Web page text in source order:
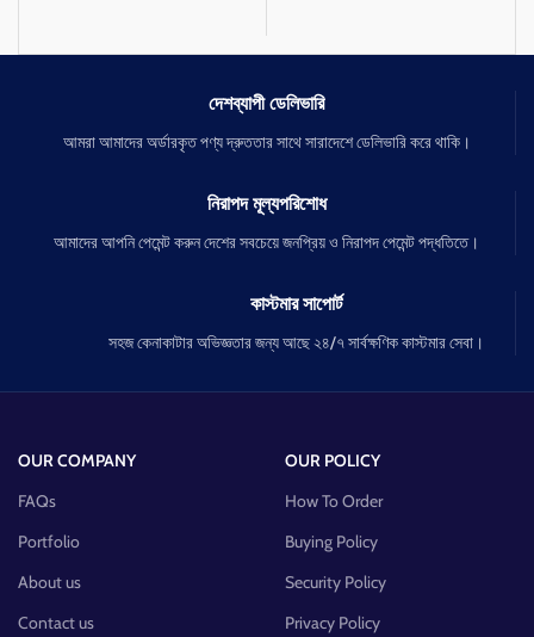
দেশব্যাপী ডেলিভারি
আমরা আমাদের অর্ডারকৃত পণ্য দ্রুততার সাথে সারাদেশে ডেলিভারি করে থাকি।
নিরাপদ মূল্যপরিশোধ
আমাদের আপনি পেমেন্ট করুন দেশের সবচেয়ে জনপ্রিয় ও নিরাপদ পেমেন্ট পদ্ধতিতে।
কাস্টমার সাপোর্ট
সহজ কেনাকাটার অভিজ্ঞতার জন্য আছে ২৪/৭ সার্বক্ষণিক কাস্টমার সেবা।
OUR COMPANY
FAQs
Portfolio
About us
Contact us
OUR POLICY
How To Order
Buying Policy
Security Policy
Privacy Policy